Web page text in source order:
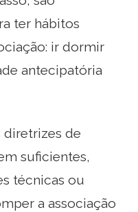
ter hábitos
ir dormir
antecipatória
diretrizes de
suficientes,
técnicas ou
a associação